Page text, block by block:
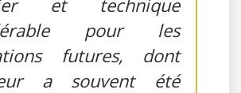
et technique
pour les
futures, dont
a souvent été